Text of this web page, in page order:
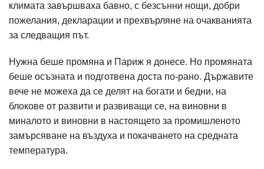
климата завършваха бавно, с безсънни нощи, добри
пожелания, декларации и прехвърляне на очакванията
за следващия път.
Нужна беше промяна и Париж я донесе. Но промяната
беше осъзната и подготвена доста по-рано. Държавите
вече не можеха да се делят на богати и бедни, на
блокове от развити и развиващи се, на виновни в
миналото и виновни в настоящето за промишленото
замърсяване на въздуха и покачването на средната
температура.